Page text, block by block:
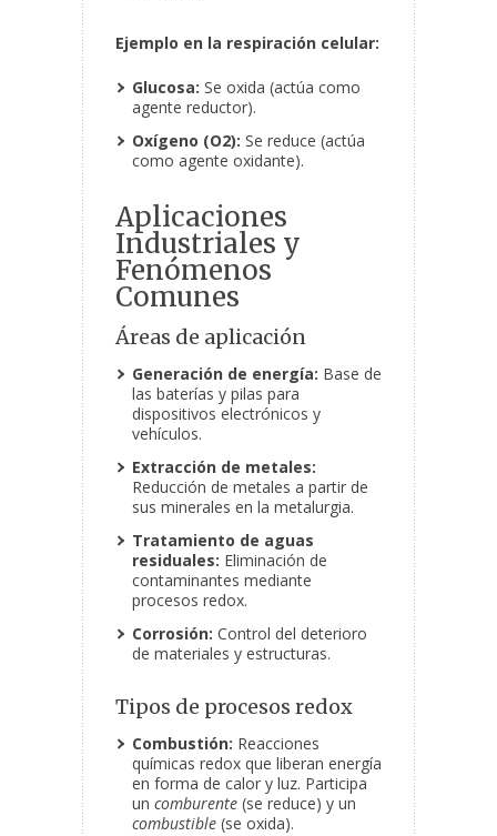
Ejemplo en la respiración celular:
Glucosa: Se oxida (actúa como
agente reductor).
Oxígeno (O2): Se reduce (actúa
como agente oxidante).
Aplicaciones
Industriales y
Fenómenos
Comunes
Áreas de aplicación
Generación de energía: Base de
las baterías y pilas para
dispositivos electrónicos y
vehículos.
Extracción de metales:
Reducción de metales a partir de
sus minerales en la metalurgia.
Tratamiento de aguas
residuales: Eliminación de
contaminantes mediante
procesos redox.
Corrosión: Control del deterioro
de materiales y estructuras.
Tipos de procesos redox
Combustión: Reacciones
químicas redox que liberan energía
en forma de calor y luz. Participa
un comburente (se reduce) y un
combustible (se oxida).